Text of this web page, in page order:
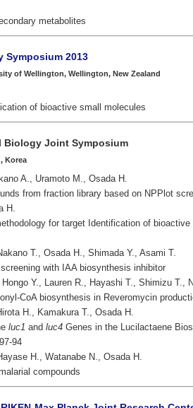
metabolites
Symposium 2013
of Wellington, Wellington, New Zealand
of bioactive small molecules
Biology Joint Symposium
Korea
A., Uramoto M., Osada H.
from fraction library based on NPPlot
H.
for target Identification of
T., Osada H., Shimada Y., Asami T.
with IAA biosynthesis inhibitor
Y., Lauren R., Hayashi T., Shimizu T.,
CoA biosynthesis in Reveromycin
H., Kamakura T., Osada H.
luc1 and luc4Genes in the Lucilactaene
94
H., Watanabe N., Osada H.
compounds